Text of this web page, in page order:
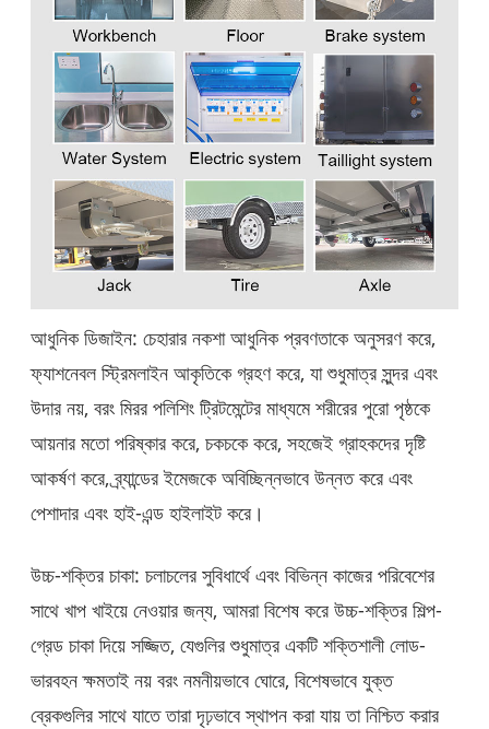
আধুনিক ডিজাইন: চেহারার নকশা আধুনিক প্রবণতাকে অনুসরণ করে,
ফ্যাশনেবল স্ট্রিমলাইন আকৃতিকে গ্রহণ করে, যা শুধুমাত্র সুন্দর এবং
উদার নয়, বরং মিরর পলিশিং ট্রিটমেন্টের মাধ্যমে শরীরের পুরো পৃষ্ঠকে
আয়নার মতো পরিষ্কার করে, চকচকে করে, সহজেই গ্রাহকদের দৃষ্টি
আকর্ষণ করে, ব্র্যান্ডের ইমেজকে অবিচ্ছিন্নভাবে উন্নত করে এবং
পেশাদার এবং হাই-এন্ড হাইলাইট করে।
উচ্চ-শক্তির চাকা: চলাচলের সুবিধার্থে এবং বিভিন্ন কাজের পরিবেশের
সাথে খাপ খাইয়ে নেওয়ার জন্য, আমরা বিশেষ করে উচ্চ-শক্তির শিল্প-
গ্রেড চাকা দিয়ে সজ্জিত, যেগুলির শুধুমাত্র একটি শক্তিশালী লোড-
ভারবহন ক্ষমতাই নয় বরং নমনীয়ভাবে ঘোরে, বিশেষভাবে যুক্ত
ব্রেকগুলির সাথে যাতে তারা দৃঢ়ভাবে স্থাপন করা যায় তা নিশ্চিত করার